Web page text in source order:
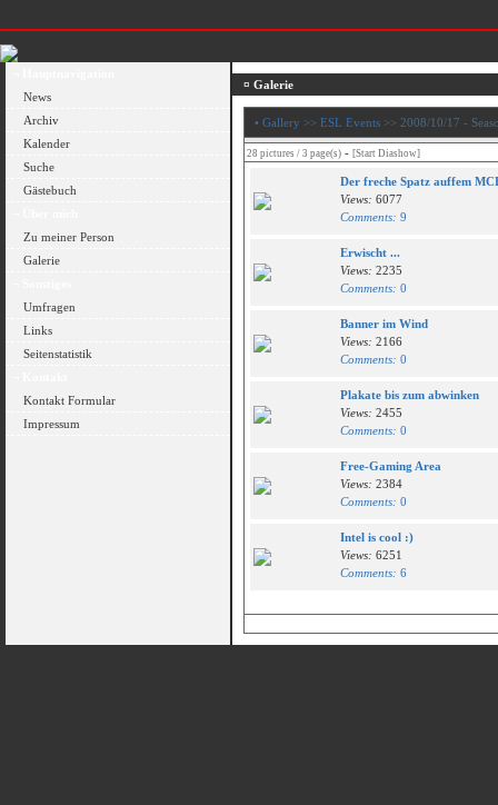
News
Archiv
Kalender
Suche
Gästebuch
Zu meiner Person
Galerie
Umfragen
Links
Seitenstatistik
Kontakt Formular
Impressum
¤ Galerie
• Gallery >> ESL Events >> 2008/10/17 -
28 pictures / 3 page(s) - [Start Diashow]
Der freche Spatz auffem
Views: 6077
Comments: 9
Erwischt ...
Views: 2235
Comments: 0
Banner im Wind
Views: 2166
Comments: 0
Plakate bis zum abwinken
Views: 2455
Comments: 0
Free-Gaming Area
Views: 2384
Comments: 0
Intel is cool :)
Views: 6251
Comments: 6